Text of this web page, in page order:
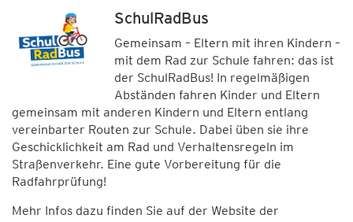
SchulRadBus
Gemeinsam – Eltern mit ihren Kindern –
mit dem Rad zur Schule fahren: das ist
der SchulRadBus! In regelmäßigen
Abständen fahren Kinder und Eltern
gemeinsam mit anderen Kindern und Eltern entlang
vereinbarter Routen zur Schule. Dabei üben sie ihre
Geschicklichkeit am Rad und Verhaltensregeln im
Straßenverkehr. Eine gute Vorbereitung für die
Radfahrprüfung!
Mehr Infos dazu finden Sie auf der Website der